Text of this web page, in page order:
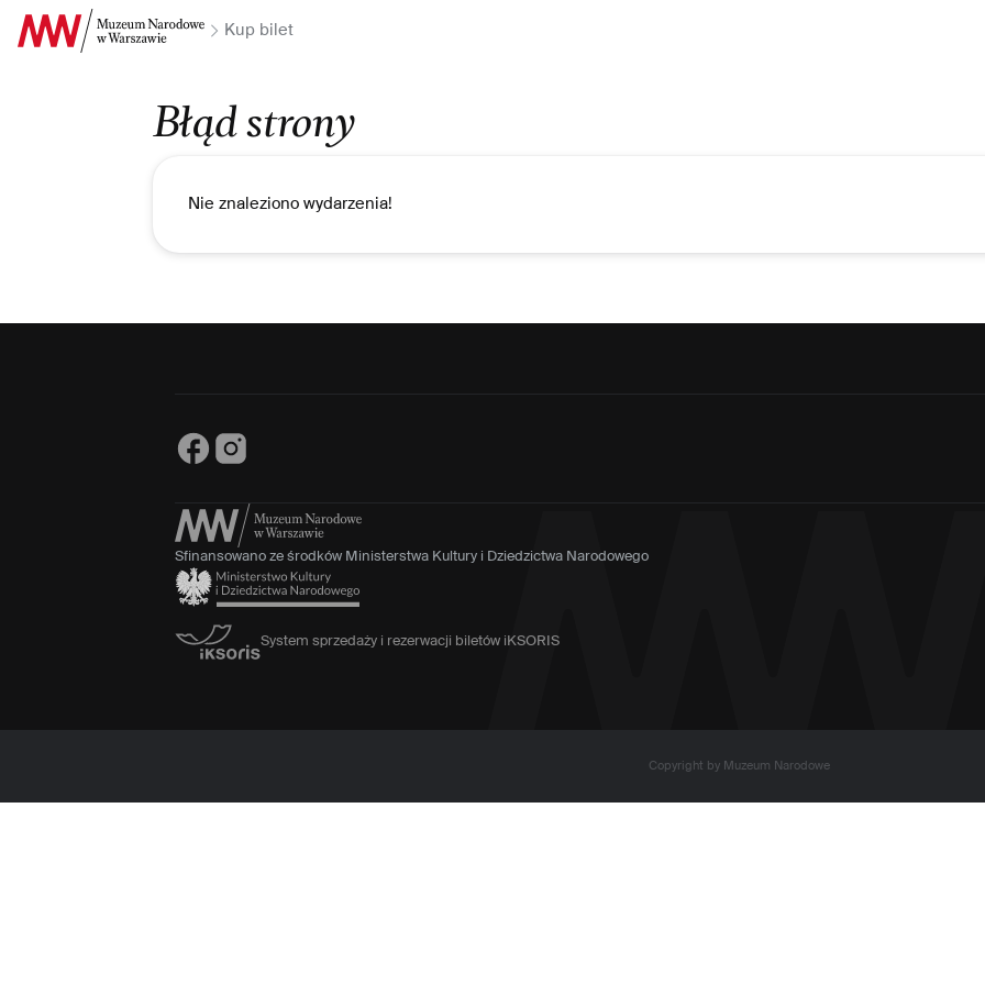
Przejdź do Treści
Kup bilet
Błąd strony
Nie znaleziono wydarzenia!
Sfinansowano ze środków Ministerstwa Kultury i Dziedzictwa Narodowego
System sprzedaży i rezerwacji biletów iKSORIS
Copyright by Muzeum Narodowe